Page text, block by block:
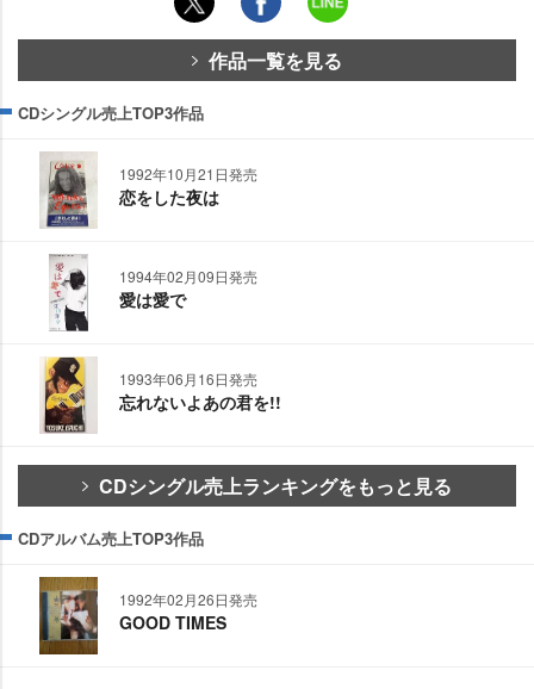
作品一覧を見る
CDシングル売上TOP3作品
1992年10月21日発売
恋をした夜は
1994年02月09日発売
愛は愛で
1993年06月16日発売
忘れないよあの君を!!
CDシングル売上ランキングをもっと見る
CDアルバム売上TOP3作品
1992年02月26日発売
GOOD TIMES